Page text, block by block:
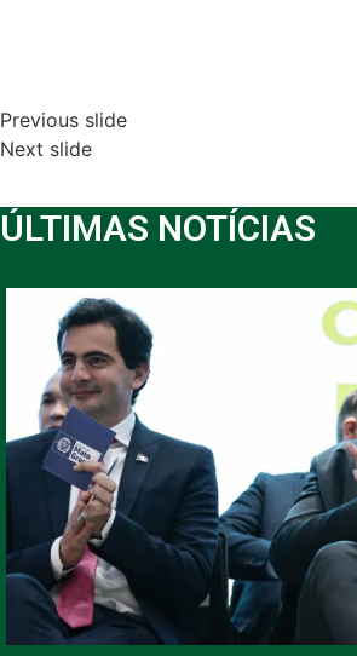
Previous slide
Next slide
ÚLTIMAS NOTÍCIAS